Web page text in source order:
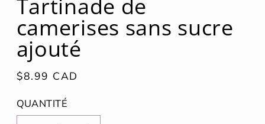
Tartinade de
camerises sans sucre
ajouté
Prix
$8.99 CAD
QUANTITÉ